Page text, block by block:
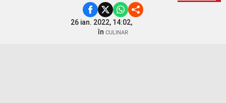
26 ian. 2022, 14:02,
în CULINAR